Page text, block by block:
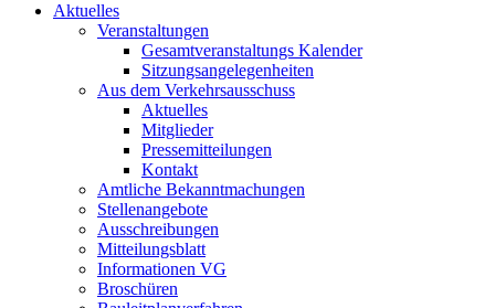
Aktuelles
Veranstaltungen
Gesamtveranstaltungs Kalender
Sitzungsangelegenheiten
Aus dem Verkehrsausschuss
Aktuelles
Mitglieder
Pressemitteilungen
Kontakt
Amtliche Bekanntmachungen
Stellenangebote
Ausschreibungen
Mitteilungsblatt
Informationen VG
Broschüren